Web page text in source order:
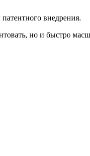
внедрения.
но и быстро